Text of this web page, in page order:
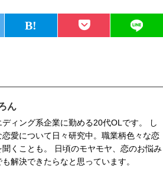
ん
ディング系企業に勤める20代OLです。 し
恋愛について日々研究中。職業柄色々な恋
聞くことも。 日頃のモヤモヤ、恋のお悩み
解決できたらなと思っています。